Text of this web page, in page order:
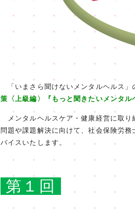
「いまさら聞けないメンタルヘルス」
策〈上級編〉『もっと聞きたいメンタル
メンタルヘルスケア・健康経営に取り
問題や課題解決に向けて、社会保険労
バイスいたします。
第１回